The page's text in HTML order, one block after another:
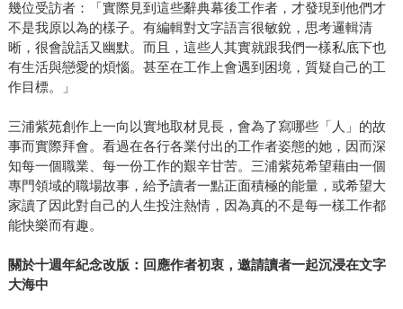
幾位受訪者：「實際見到這些辭典幕後工作者，才發現到他們才
不是我原以為的樣子。有編輯對文字語言很敏銳，思考邏輯清
晰，很會說話又幽默。而且，這些人其實就跟我們一樣私底下也
有生活與戀愛的煩惱。甚至在工作上會遇到困境，質疑自己的工
作目標。」
三浦紫苑創作上一向以實地取材見長，會為了寫哪些「人」的故
事而實際拜會。看過在各行各業付出的工作者姿態的她，因而深
知每一個職業、每一份工作的艱辛甘苦。三浦紫苑希望藉由一個
專門領域的職場故事，給予讀者一點正面積極的能量，或希望大
家讀了因此對自己的人生投注熱情，因為真的不是每一樣工作都
能快樂而有趣。
關於十週年紀念改版：回應作者初衷，邀請讀者一起沉浸在文字
大海中